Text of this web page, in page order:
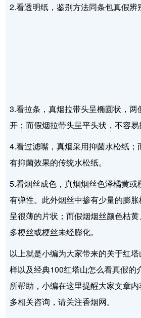
2.看透明纸，鉴别方法同条包真假辨
3.看拉条，真烟拉带头呈椭圆状，两
开；而假烟拉带头呈平头状，不容易
4.看过滤嘴，真烟采用抑菌水松纸
有抑菌效果的传统水松纸。
5.看烟丝成色，真烟烟丝色泽橘黄或
有弹性。此外烟丝中掺有少量的膨胀
呈很薄的片状；而假烟烟丝颜色枯黄
多梗丝或梗丝未经膨化。
以上就是小编为大家带来的关于红
样以及经典100红塔山怎么看真假的
所帮助，小编在这里提醒大家文章
多相关咨询，请关注香烟网。